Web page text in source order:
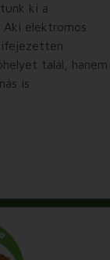
ki a
Aki elektromos
talál, hanem
is